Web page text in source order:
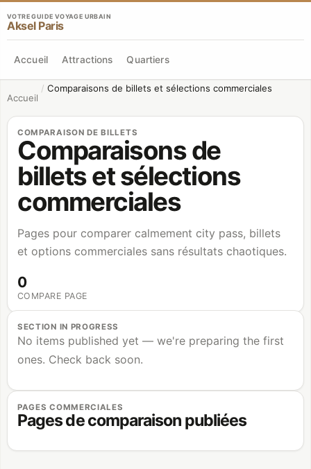
VOTRE GUIDE VOYAGE URBAIN
Aksel Paris
Accueil Attractions Quartiers
Accueil
/ Comparaisons de billets et sélections commerciales
COMPARAISON DE BILLETS
Comparaisons de
billets et sélections
commerciales
Pages pour comparer calmement city pass, billets
et options commerciales sans résultats chaotiques.
0
COMPARE PAGE
SECTION IN PROGRESS
No items published yet — we're preparing the first
ones. Check back soon.
PAGES COMMERCIALES
Pages de comparaison publiées